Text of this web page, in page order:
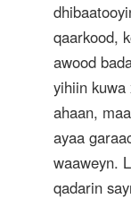
qaarkood,
awood
yihiin kuwa
ahaan,
ayaa
waaweyn.
qadarin